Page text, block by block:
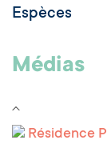
Espèces
Médias
Résidence